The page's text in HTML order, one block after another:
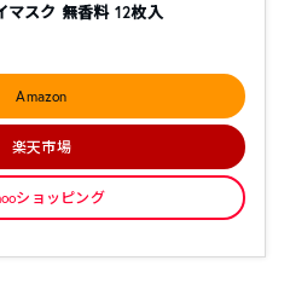
マスク 無香料 12枚入
Amazon
楽天市場
ショッピング